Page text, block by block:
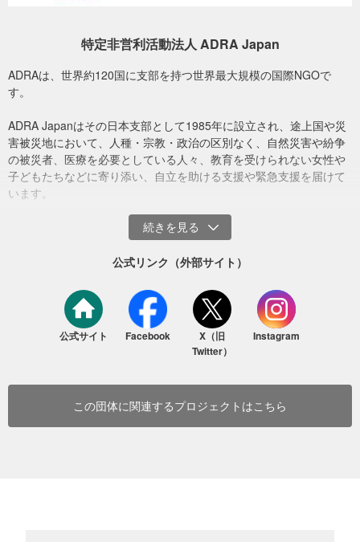
・心理ケア・メンタルサポート
・障害のある方、高齢の方などへの特別な支援
・国外で避難生活を続けている方への語学習得や就労支援
・教育の再開に向けた支援
1年以上がたった今も、多くの方がウクライナのことを心に留め、繰
り返しご寄付を届けてくださっています。このことは、活動を続け
る私たちの大きな力となっています。支援が必要ではなくなる日が1
後も活動を続けてまいります。引き続き、皆さまの温かいご支援を
＜寄付受付期間延長のお知らせ＞
戦争開始から4年半がたとうとする今も、ウクライナでは市民の命と
暮らしが脅かされています。国連によると、2026年上半期の民間人
死傷者数は前年同期比で37％増加し、状況は一層深刻になっていま
ADRAは、人々の戦争下の暮らしを支える活動を継続しています。
長いたします。（2026年8月6日更新）
■領収書の発行について
心のケアの活動を案内するリーフレット（撮影場所：ハルキウ 撮影日：2026
年7月）
2026年6月末までの約3カ月間で、延べ800人を超えるウクライナの
ちは日々の空襲や徴兵のリスクといったさまざまなストレスを抱え
ながらも私たちと一緒に事業活動を支えてくれています。
特定非営利活動法人 ADRA Japan
ADRAは、世界約120国に支部を持つ世界最大規模の国際NGOで
す。
ADRA Japanはその日本支部として1985年に設立され、途上国や災
害被災地において、人種・宗教・政治の区別なく、自然災害や紛争
の被災者、医療を必要としている人々、教育を受けられない女性や
子どもたちなどに寄り添い、自立を助ける支援や緊急支援を届けて
います。
公式リンク（外部サイト）
公式サイト Facebook
X（旧
Twitter）
Instagram
この団体に関連するプロジェクトはこちら